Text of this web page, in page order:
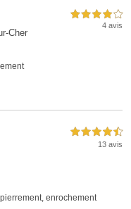
Cher
4,0 étoiles sur 5
4 avis
4,5 étoiles sur 5
13 avis
, enrochement